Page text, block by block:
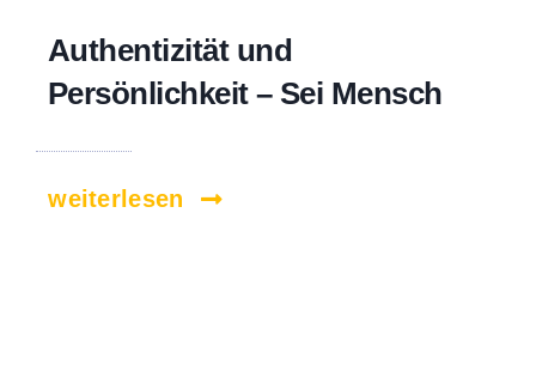
Authentizität und
Persönlichkeit – Sei Mensch
weiterlesen